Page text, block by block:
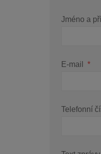
Jméno a
E-mail *
Telefonní